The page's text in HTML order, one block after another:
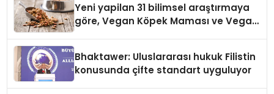
Yeni yapilan 31 bilimsel araştırmaya
göre, Vegan Köpek Maması ve Vegan
Bhaktawer: Uluslararası hukuk Filistin
konusunda çifte standart uyguluyor